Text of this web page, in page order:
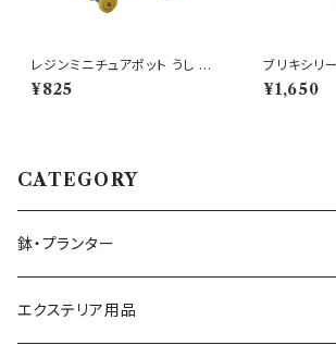
レジンミニチュアポット うし 牛
ウシ ミニ鉢 プランター
¥825
ブリキシリ
ー ブリキ プ
¥1,650
CATEGORY
鉢・プランター
大きさ ミニ鉢 5号以下
エクステリア用品